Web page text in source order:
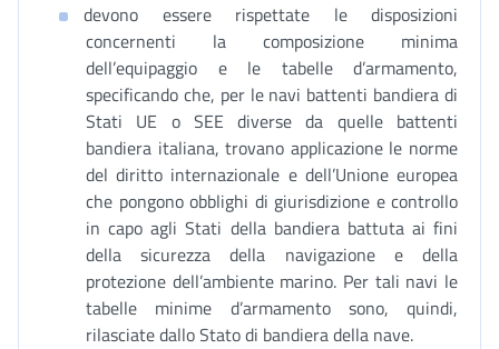
devono essere rispettate le disposizioni
concernenti la composizione minima
dell’equipaggio e le tabelle d’armamento,
specificando che, per le navi battenti bandiera di
Stati UE o SEE diverse da quelle battenti
bandiera italiana, trovano applicazione le norme
del diritto internazionale e dell’Unione europea
che pongono obblighi di giurisdizione e controllo
in capo agli Stati della bandiera battuta ai fini
della sicurezza della navigazione e della
protezione dell’ambiente marino. Per tali navi le
tabelle minime d’armamento sono, quindi,
rilasciate dallo Stato di bandiera della nave.